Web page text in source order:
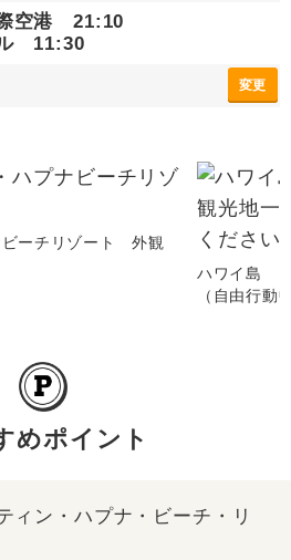
空港 21:10
11:30
変更
ビーチリゾート 外観
ハワイ島
（自由行動
めポイント
ィン・ハプナ・ビーチ・リ